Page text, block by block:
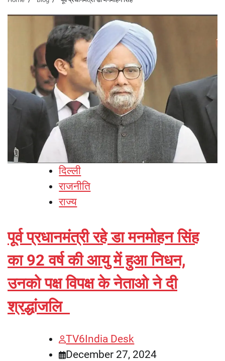
दिल्ली
राजनीति
राज्य
पूर्व प्रधानमंत्री रहे डा मनमोहन सिंह
का 92 वर्ष की आयु में हुआ निधन,
उनको पक्ष विपक्ष के नेताओ ने दी
श्रद्धांजलि
TV6India Desk
December 27, 2024